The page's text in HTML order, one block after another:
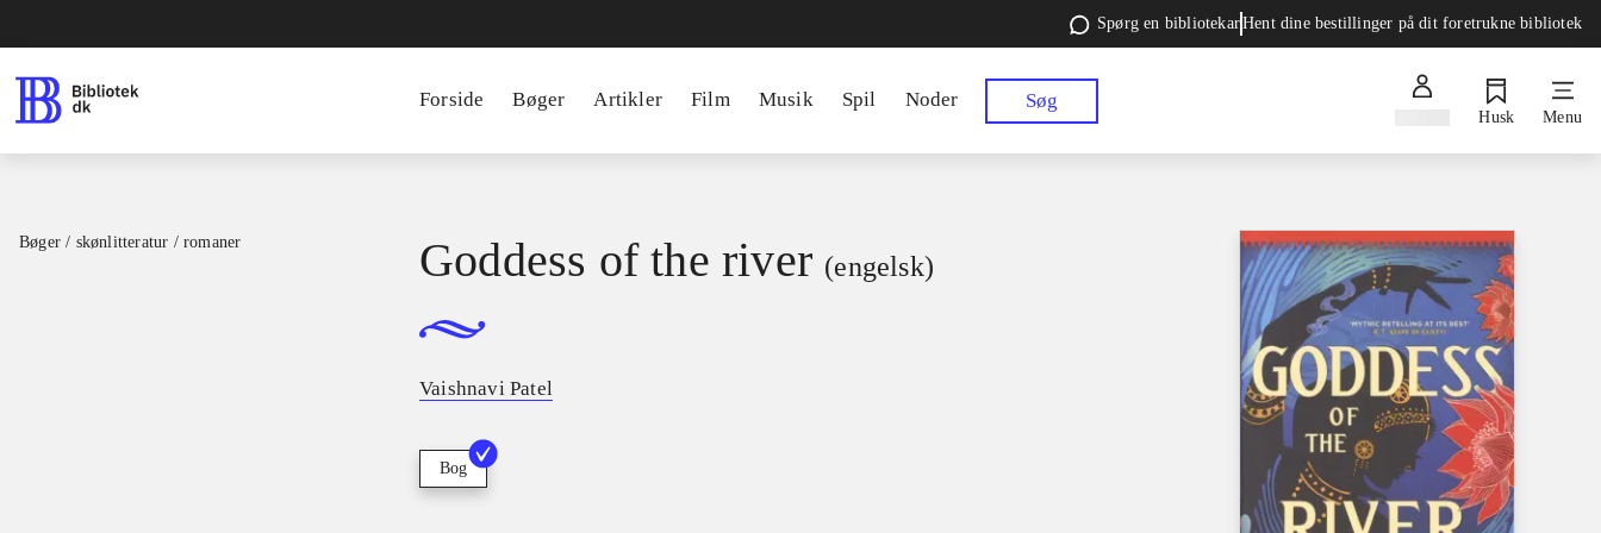
Spørg en bibliotekarHent dine bestillinger på dit foretrukne bibliotek
Forside Bøger Artikler Film Musik Spil Noder Søg
Husk Menu
Bøger / skønlitteratur / romaner Goddess of the river (engelsk)
Vaishnavi Patel
Bog